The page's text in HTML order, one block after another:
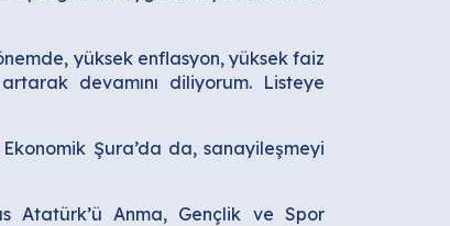
yüksek enflasyon, yüksek faiz
devamını diliyorum. Listeye
Ekonomik Şura’da da, sanayileşmeyi
Atatürk’ü Anma, Gençlik ve Spor